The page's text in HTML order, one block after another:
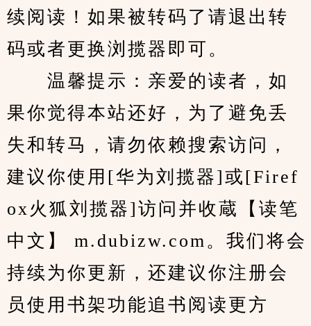
续阅读！如果被转码了请退出转
码或者更换浏揽器即可。
温馨提示：亲爱的读者，如
果你觉得本站还好，为了避免丢
失和转马，请勿依赖搜索访问，
建议你使用[华为刘揽器]或[Firef
ox火狐刘揽器]访问并收蔵【读笔
中文】 m.dubizw.com。我们将会
持续为你更新，还建议你注册会
员使用书架功能追书阅读更方